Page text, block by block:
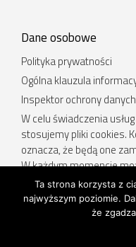
Dane osobowe
Polityka prywatności
Ogólna klauzula
Inspektor ochrony
W celu świadczenia
stosujemy pliki cookies.
oznacza, że będą one
W każdym momencie
Twojej przeglądarki.
Deklaracja dostępności.
© 2026 Urząd Miasta
Ta strona korzysta z
najwyższym poziomie.
że